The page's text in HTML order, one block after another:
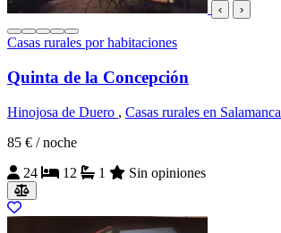
‹ ›
Casas rurales por habitaciones
Quinta de la Concepción
Hinojosa de Duero , Casas rurales en Salamanca
85 € / noche
24
12 1 Sin opiniones